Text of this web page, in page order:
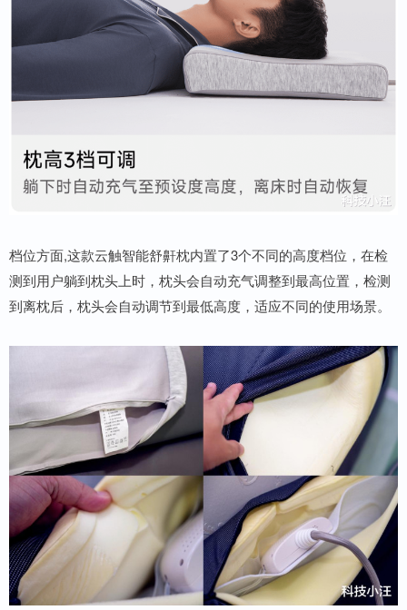
档位方面,这款云触智能舒鼾枕内置了3个不同的高度档位，在检
测到用户躺到枕头上时，枕头会自动充气调整到最高位置，检测
到离枕后，枕头会自动调节到最低高度，适应不同的使用场景。